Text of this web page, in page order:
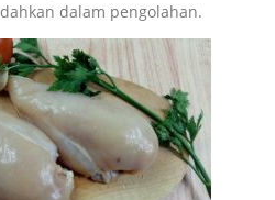
dalam pengolahan.